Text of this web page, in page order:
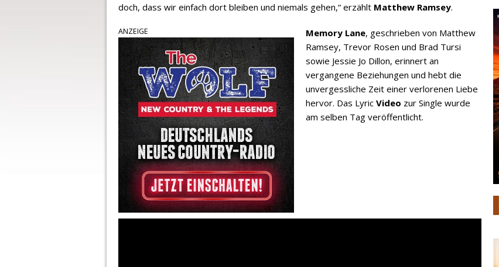
doch, dass wir einfach dort bleiben und niemals gehen,“ erzählt Matthew Ramsey.
ANZEIGE Memory Lane, geschrieben von Matthew
Ramsey, Trevor Rosen und Brad Tursi
sowie Jessie Jo Dillon, erinnert an
vergangene Beziehungen und hebt die
unvergessliche Zeit einer verlorenen Liebe
hervor. Das Lyric Video zur Single wurde
am selben Tag veröffentlicht.